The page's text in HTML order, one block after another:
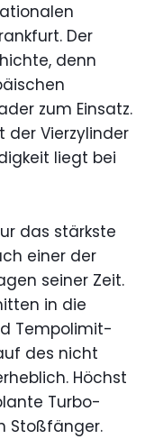
Der
denn
zum Einsatz.
der Vierzylinder
liegt bei
das stärkste
einer der
seiner Zeit.
in die
Tempolimit-
des nicht
Höchst
Turbo-
Stoßfänger.